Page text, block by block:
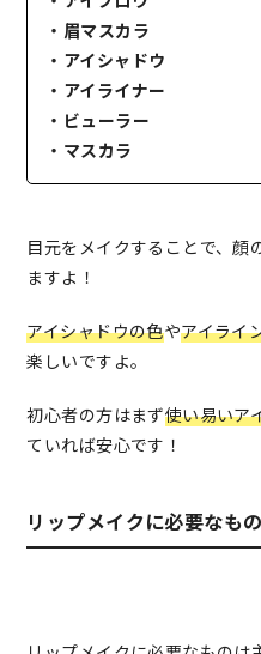
・眉マスカラ
・アイシャドウ
・アイライナー
・ビューラー
・マスカラ
目元をメイクすることで、顔
ますよ！
アイシャドウの色やアイライ
楽しいですよ。
初心者の方はまず使い易いア
ていれば安心です！
リップメイクに必要なもの